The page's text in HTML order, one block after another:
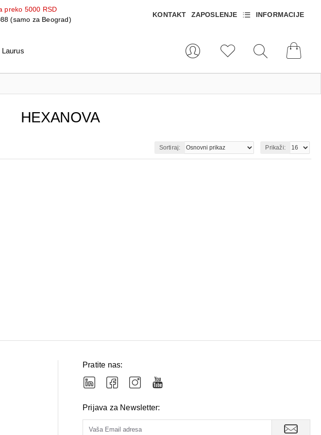
preko 5000 RSD
(samo za Beograd)
KONTAKT ZAPOSLENJE INFORMACIJE
HEXANOVA
Sortiraj: Prikaži:
Pratite nas:
Prijava za Newsletter: